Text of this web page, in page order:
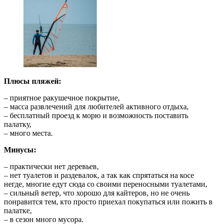
Плюсы пляжей:
– приятное ракушечное покрытие,
– масса развлечений для любителей активного отдыха,
– бесплатный проезд к морю и возможность поставить
палатку,
– много места.
Минусы:
– практически нет деревьев,
– нет туалетов и раздевалок, а так как спрятаться на косе
негде, многие едут сюда со своими переносными туалетами,
– сильный ветер, что хорошо для кайтеров, но не очень
понравится тем, кто просто приехал покупаться или пожить в
палатке,
– в сезон много мусора.